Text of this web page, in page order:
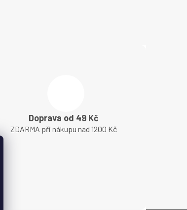
Doprava od 49 Kč
ZDARMA při nákupu nad 1200 Kč